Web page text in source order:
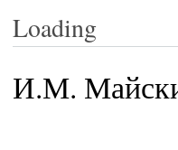
Loading
И.М.